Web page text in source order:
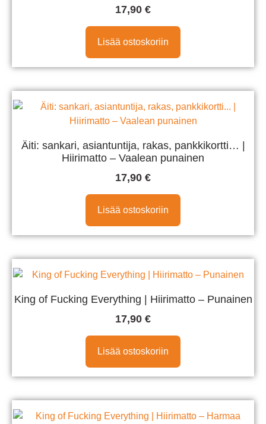
17,90 €
Lisää ostoskoriin
Äiti: sankari, asiantuntija, rakas, pankkikortti… |
Hiirimatto – Vaalean punainen
17,90 €
Lisää ostoskoriin
King of Fucking Everything | Hiirimatto – Punainen
17,90 €
Lisää ostoskoriin